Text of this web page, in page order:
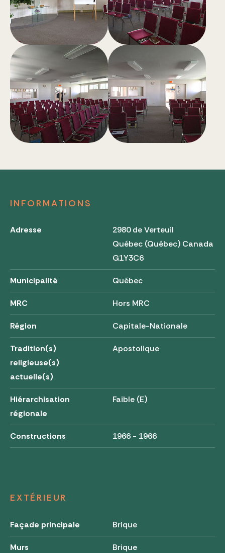
INFORMATIONS
Adresse
2980 de Verteuil
Québec (Québec) Canada
G1Y3C6
Municipalité Québec
MRC Hors MRC
Région Capitale-Nationale
Tradition(s)
religieuse(s)
actuelle(s)
Apostolique
Hiérarchisation
régionale
Faible (E)
Constructions 1966 - 1966
EXTÉRIEUR
Façade principale Brique
Murs Brique